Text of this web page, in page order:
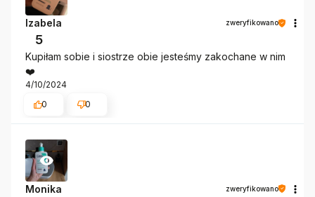
Izabela zweryfikowano
5
Kupiłam sobie i siostrze obie jesteśmy zakochane w nim
❤️
4/10/2024
0
0
Monika zweryfikowano